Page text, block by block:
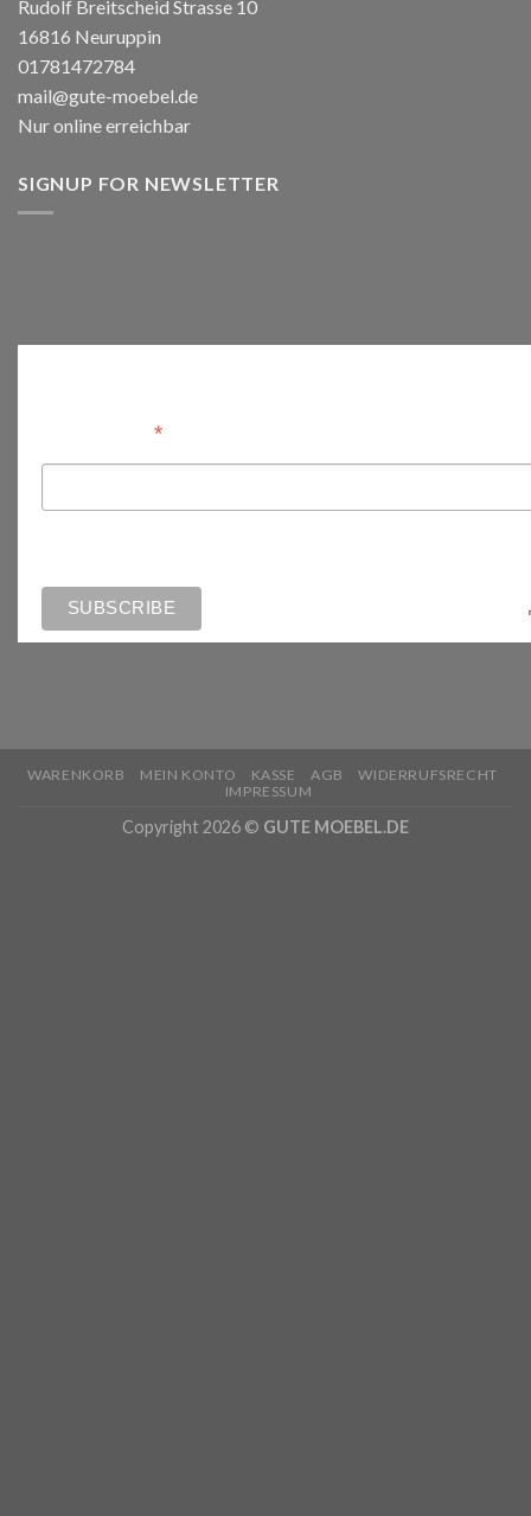
Rudolf Breitscheid Strasse 10
16816 Neuruppin
01781472784
mail@gute-moebel.de
Nur online erreichbar
SIGNUP FOR NEWSLETTER
*
WARENKORB MEIN KONTO KASSE AGB
WIDERRUFSRECHT
IMPRESSUM
Copyright 2026 © GUTE MOEBEL.DE